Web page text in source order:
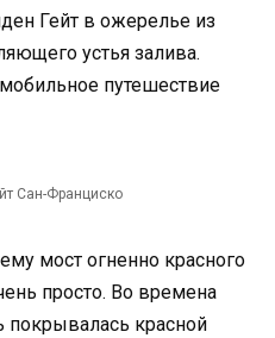
Гейт в ожерелье из
устья залива.
путешествие
Сан-Франциско
мост огненно красного
просто. Во времена
покрывалась красной